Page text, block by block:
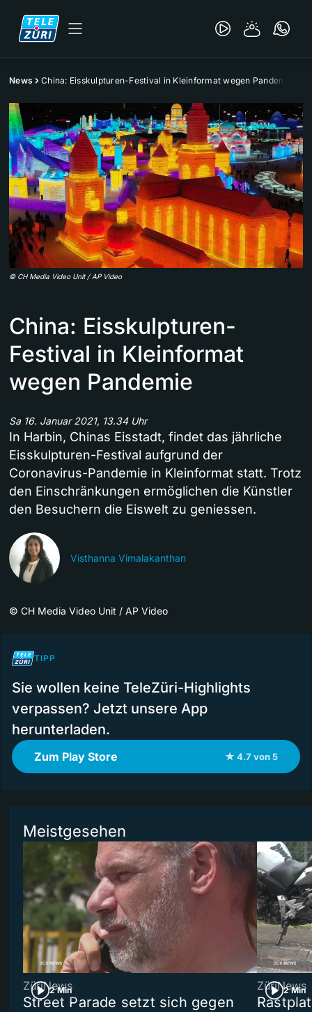
News China: Eisskulpturen-Festival in Kleinformat wegen Pandemie
© CH Media Video Unit / AP Video
China: Eisskulpturen-
Festival in Kleinformat
wegen Pandemie
Sa 16. Januar 2021, 13.34 Uhr
In Harbin, Chinas Eisstadt, findet das jährliche
Eisskulpturen-Festival aufgrund der
Coronavirus-Pandemie in Kleinformat statt. Trotz
den Einschränkungen ermöglichen die Künstler
den Besuchern die Eiswelt zu geniessen.
Visthanna Vimalakanthan
© CH Media Video Unit / AP Video
TIPP
Sie wollen keine TeleZüri-Highlights
verpassen? Jetzt unsere App
herunterladen.
Zum Play Store ★ 4.7 von 5
Meistgesehen
2 Min
ZüriNews
Street Parade setzt sich gegen
2 Min
ZüriNews